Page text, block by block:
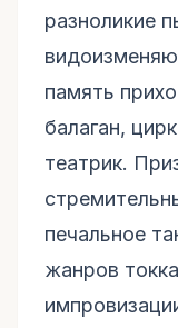
разноликие
память
балаган,
театрик.
печальное
жанров